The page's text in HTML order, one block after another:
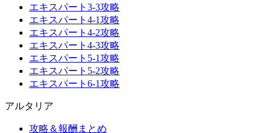
エキスパート3-3攻略
エキスパート4-1攻略
エキスパート4-2攻略
エキスパート4-3攻略
エキスパート5-1攻略
エキスパート5-2攻略
エキスパート6-1攻略
アルタリア
攻略＆報酬まとめ